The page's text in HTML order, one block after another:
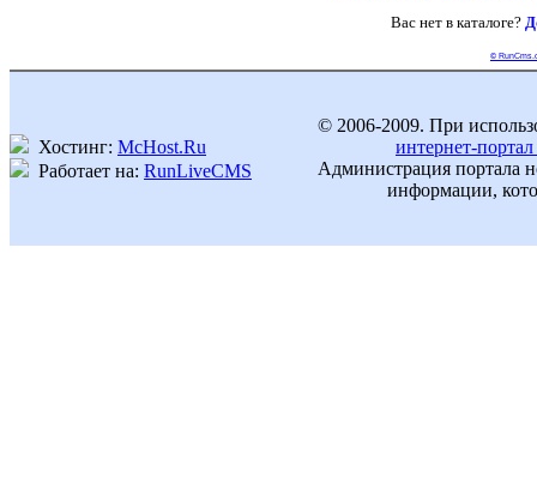
Вас нет в каталоге?
©
Хостинг: McHost.Ru
Работает на: RunLiveCMS
© 2006-2009. При
интернет-
Администрация портала
информации,